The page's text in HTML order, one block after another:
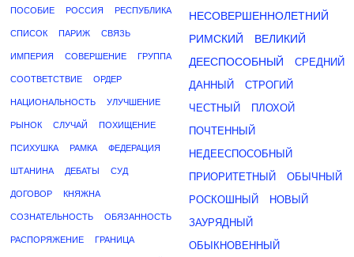
ПОСОБИЕ РОССИЯ РЕСПУБЛИКА
СПИСОК ПАРИЖ СВЯЗЬ
ИМПЕРИЯ СОВЕРШЕНИЕ ГРУППА
СООТВЕТСТВИЕ ОРДЕР
НАЦИОНАЛЬНОСТЬ УЛУЧШЕНИЕ
РЫНОК СЛУЧАЙ ПОХИЩЕНИЕ
ПСИХУШКА РАМКА ФЕДЕРАЦИЯ
ШТАНИНА ДЕБАТЫ СУД
ДОГОВОР КНЯЖНА
СОЗНАТЕЛЬНОСТЬ ОБЯЗАННОСТЬ
РАСПОРЯЖЕНИЕ ГРАНИЦА
НЕСОВЕРШЕННОЛЕТНИЙ
РИМСКИЙ
ВЕЛИКИЙ
ДЕЕСПОСОБНЫЙ
СРЕДНИЙ
ДАННЫЙ
СТРОГИЙ
ЧЕСТНЫЙ
ПЛОХОЙ
ПОЧТЕННЫЙ
НЕДЕЕСПОСОБНЫЙ
ПРИОРИТЕТНЫЙ
ОБЫЧНЫЙ
РОСКОШНЫЙ
НОВЫЙ
ЗАУРЯДНЫЙ
ОБЫКНОВЕННЫЙ